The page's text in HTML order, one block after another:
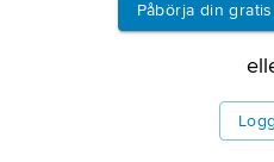
Påbörja din